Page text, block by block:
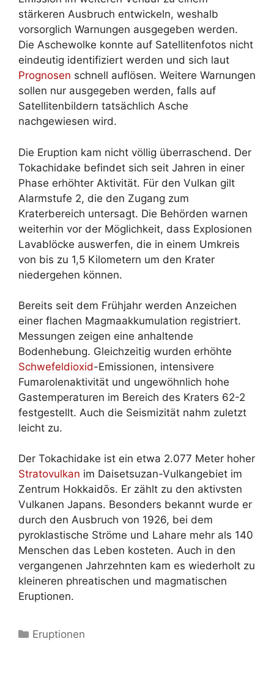
stärkeren Ausbruch entwickeln, weshalb
vorsorglich Warnungen ausgegeben werden.
Die Aschewolke konnte auf Satellitenfotos nicht
eindeutig identifiziert werden und sich laut
Prognosen schnell auflösen. Weitere Warnungen
sollen nur ausgegeben werden, falls auf
Satellitenbildern tatsächlich Asche
nachgewiesen wird.
Die Eruption kam nicht völlig überraschend. Der
Tokachidake befindet sich seit Jahren in einer
Phase erhöhter Aktivität. Für den Vulkan gilt
Alarmstufe 2, die den Zugang zum
Kraterbereich untersagt. Die Behörden warnen
weiterhin vor der Möglichkeit, dass Explosionen
Lavablöcke auswerfen, die in einem Umkreis
von bis zu 1,5 Kilometern um den Krater
niedergehen können.
Bereits seit dem Frühjahr werden Anzeichen
einer flachen Magmaakkumulation registriert.
Messungen zeigen eine anhaltende
Bodenhebung. Gleichzeitig wurden erhöhte
Schwefeldioxid-Emissionen, intensivere
Fumarolenaktivität und ungewöhnlich hohe
Gastemperaturen im Bereich des Kraters 62-2
festgestellt. Auch die Seismizität nahm zuletzt
leicht zu.
Der Tokachidake ist ein etwa 2.077 Meter hoher
Stratovulkan im Daisetsuzan-Vulkangebiet im
Zentrum Hokkaidōs. Er zählt zu den aktivsten
Vulkanen Japans. Besonders bekannt wurde er
durch den Ausbruch von 1926, bei dem
pyroklastische Ströme und Lahare mehr als 140
Menschen das Leben kosteten. Auch in den
vergangenen Jahrzehnten kam es wiederholt zu
kleineren phreatischen und magmatischen
Eruptionen.
Kategorien
Eruptionen